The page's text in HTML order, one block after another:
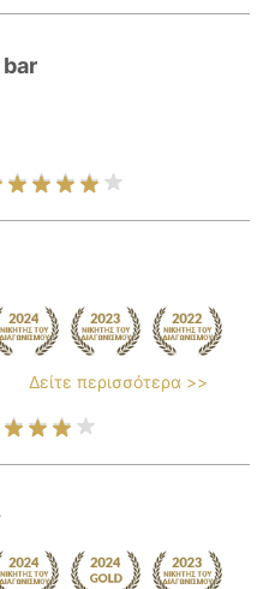
Δείτε περισσότερα >>